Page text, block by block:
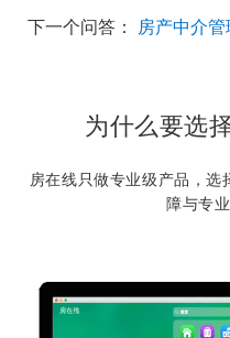
下一个问答：
为什么要选
房在线只做专业级产品，
障与专